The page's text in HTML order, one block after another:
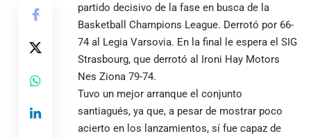
partido decisivo de la fase en busca de la
Basketball Champions League. Derrotó por 66-
74 al Legia Varsovia. En la final le espera el SIG
Strasbourg, que derrotó al Ironi Hay Motors
Nes Ziona 79-74.
Tuvo un mejor arranque el conjunto
santiagués, ya que, a pesar de mostrar poco
acierto en los lanzamientos, sí fue capaz de